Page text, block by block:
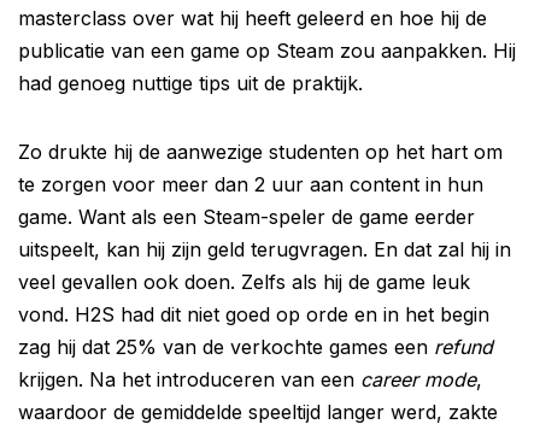
masterclass over wat hij heeft geleerd en hoe hij de
publicatie van een game op Steam zou aanpakken. Hij
had genoeg nuttige tips uit de praktijk.
Zo drukte hij de aanwezige studenten op het hart om
te zorgen voor meer dan 2 uur aan content in hun
game. Want als een Steam-speler de game eerder
uitspeelt, kan hij zijn geld terugvragen. En dat zal hij in
veel gevallen ook doen. Zelfs als hij de game leuk
vond. H2S had dit niet goed op orde en in het begin
zag hij dat 25% van de verkochte games een refund
krijgen. Na het introduceren van een career mode,
waardoor de gemiddelde speeltijd langer werd, zakte